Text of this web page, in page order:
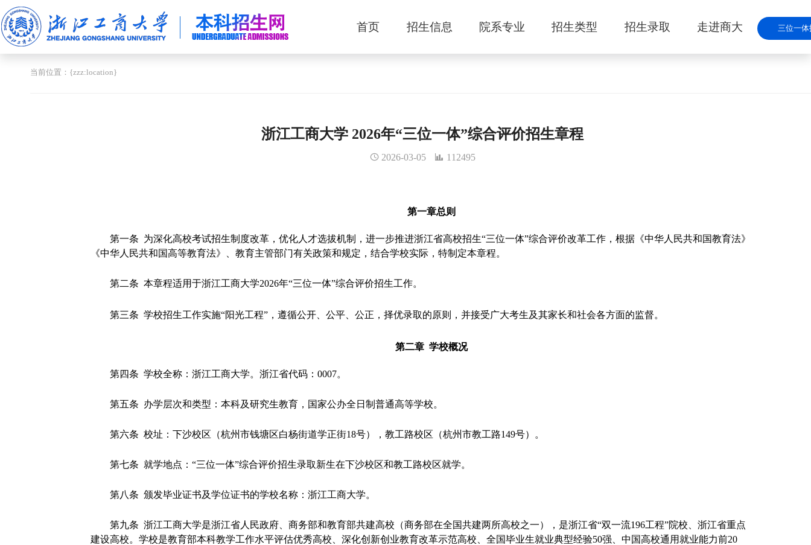
首页 招生信息 院系专业 招生类型 招生录取 走进商大 三位一体
当前位置：{zzz:location}
浙江工商大学 2026年“三位一体”综合评价招生章程
2026-03-05 112495
第一章总则
第一条 为深化高校考试招生制度改革，优化人才选拔机制，进一步推进浙江省高校招生“三位一体”综合评价改革工作，根据《中华人民共和国教育法》
《中华人民共和国高等教育法》、教育主管部门有关政策和规定，结合学校实际，特制定本章程。
第二条 本章程适用于浙江工商大学2026年“三位一体”综合评价招生工作。
第三条 学校招生工作实施“阳光工程”，遵循公开、公平、公正，择优录取的原则，并接受广大考生及其家长和社会各方面的监督。
第二章 学校概况
第四条 学校全称：浙江工商大学。浙江省代码：0007。
第五条 办学层次和类型：本科及研究生教育，国家公办全日制普通高等学校。
第六条 校址：下沙校区（杭州市钱塘区白杨街道学正街18号），教工路校区（杭州市教工路149号）。
第七条 就学地点：“三位一体”综合评价招生录取新生在下沙校区和教工路校区就学。
第八条 颁发毕业证书及学位证书的学校名称：浙江工商大学。
第九条 浙江工商大学是浙江省人民政府、商务部和教育部共建高校（商务部在全国共建两所高校之一），是浙江省“双一流196工程”院校、浙江省重点
建设高校。学校是教育部本科教学工作水平评估优秀高校、深化创新创业教育改革示范高校、全国毕业生就业典型经验50强、中国高校通用就业能力前20